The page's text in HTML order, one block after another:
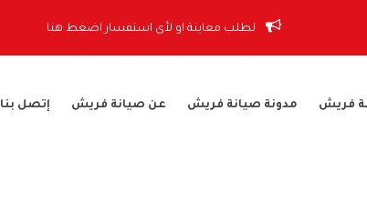
لطلب معاينة او لأى استفسار اضغط هنا
فريش مدونة صيانة فريش عن صيانة فريش إتصل بنا